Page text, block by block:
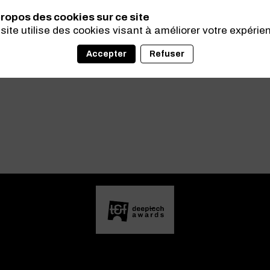
des cookies sur ce site
utilise des cookies visant à améliorer votre
Accepter Refuser